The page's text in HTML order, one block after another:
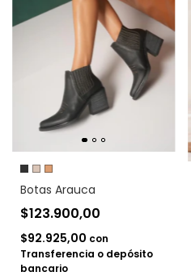
Botas Arauca
$123.900,00
$92.925,00 con
Transferencia o depósito
bancario